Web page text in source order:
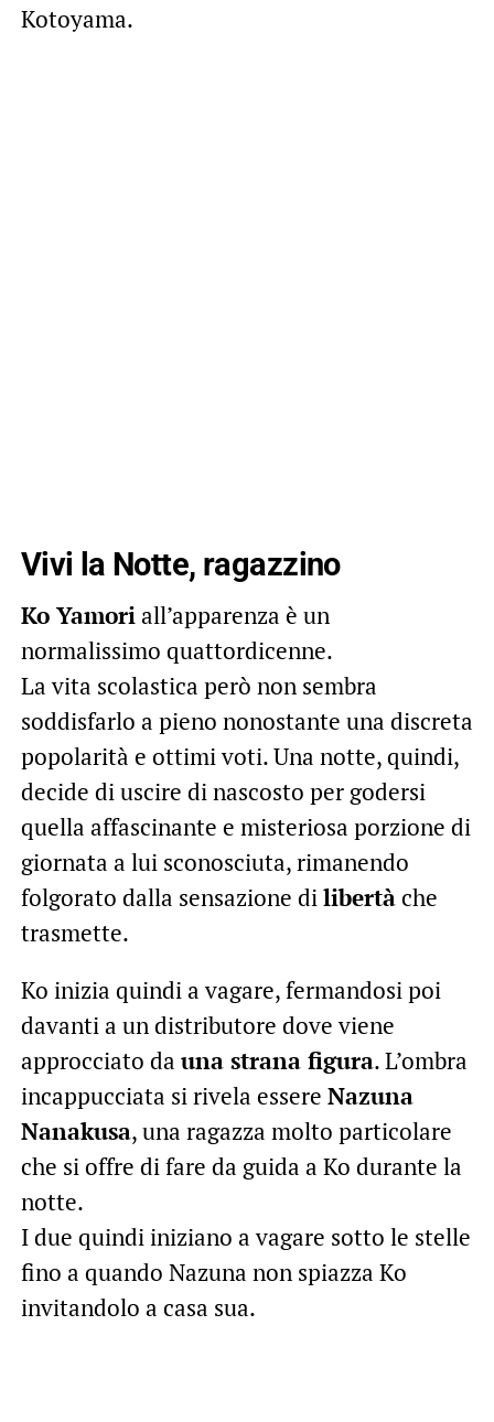
Kotoyama.
Vivi la Notte, ragazzino
Ko Yamoriall’apparenza è un
normalissimo quattordicenne.
La vita scolastica però non sembra
soddisfarlo a pieno nonostante una discreta
popolarità e ottimi voti. Una notte, quindi,
decide di uscire di nascosto per godersi
quella affascinante e misteriosa porzione di
giornata a lui sconosciuta, rimanendo
folgorato dalla sensazione dilibertàche
trasmette.
Ko inizia quindi a vagare, fermandosi poi
davanti a un distributore dove viene
approcciato da una strana figura. L’ombra
incappucciata si rivela essere Nazuna
Nanakusa, una ragazza molto particolare
che si offre di fare da guida a Ko durante la
notte.
I due quindi iniziano a vagare sotto le stelle
fino a quando Nazuna non spiazza Ko
invitandolo a casa sua.